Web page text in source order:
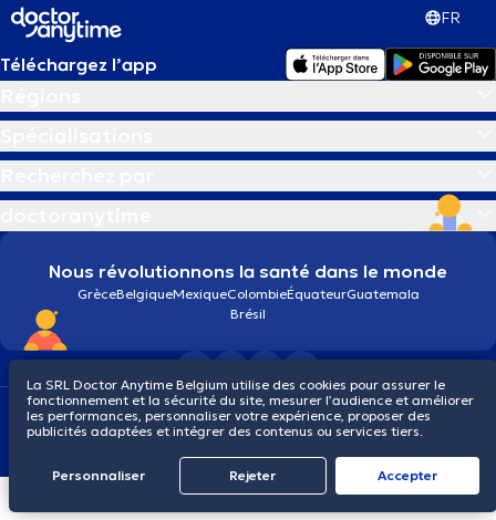
FR
Téléchargez l’app
Nous révolutionnons la santé dans le monde
GrèceBelgiqueMexiqueColombieÉquateurGuatemala
Brésil
Conditions généralesCookiesPolitique de confidentialité
© 2026 doctoranytime
La SRL Doctor Anytime Belgium utilise des cookies pour assurer le
fonctionnement et la sécurité du site, mesurer l’audience et améliorer
les performances, personnaliser votre expérience, proposer des
publicités adaptées et intégrer des contenus ou services tiers.
Personnaliser Rejeter Αccepter